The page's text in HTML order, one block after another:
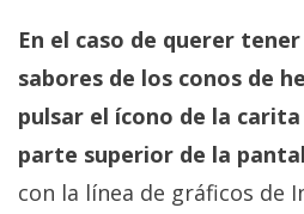
(CC) 2006-
2026.Algunos
derechos
En el caso de querer
sabores de los conos de
pulsar el ícono de la
parte superior de la
con la línea de gráficos de